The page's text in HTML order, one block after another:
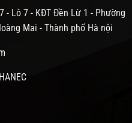
- Lô 7 - KĐT Đền Lừ 1 - Phường
Mai - Thành phố Hà nội